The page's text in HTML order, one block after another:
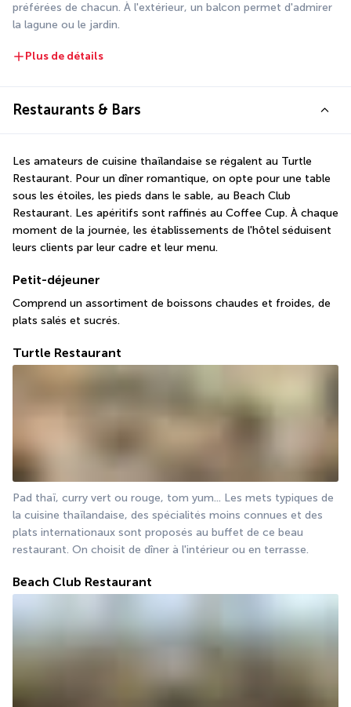
préférées de chacun. À l'extérieur, un balcon permet d'admirer
la lagune ou le jardin.
Plus de détails
Restaurants & Bars
Les amateurs de cuisine thaïlandaise se régalent au Turtle
Restaurant. Pour un dîner romantique, on opte pour une table
sous les étoiles, les pieds dans le sable, au Beach Club
Restaurant. Les apéritifs sont raffinés au Coffee Cup. À chaque
moment de la journée, les établissements de l'hôtel séduisent
leurs clients par leur cadre et leur menu.
Petit-déjeuner
Comprend un assortiment de boissons chaudes et froides, de
plats salés et sucrés.
Turtle Restaurant
Pad thaï, curry vert ou rouge, tom yum... Les mets typiques de
la cuisine thaïlandaise, des spécialités moins connues et des
plats internationaux sont proposés au buffet de ce beau
restaurant. On choisit de dîner à l'intérieur ou en terrasse.
Beach Club Restaurant